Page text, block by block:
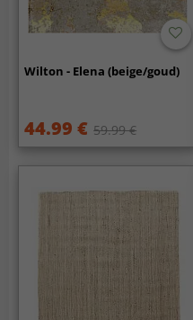
Wilton - Elena (beige/goud)
44.99 € 59.99 €